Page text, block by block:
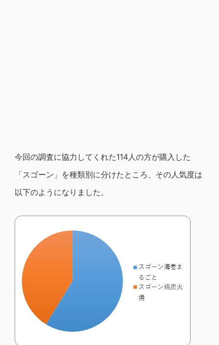
今回の調査に協力してくれた114人の方が購入した
「スゴーン」を種類別に分けたところ、その人気度は
以下のようになりました。